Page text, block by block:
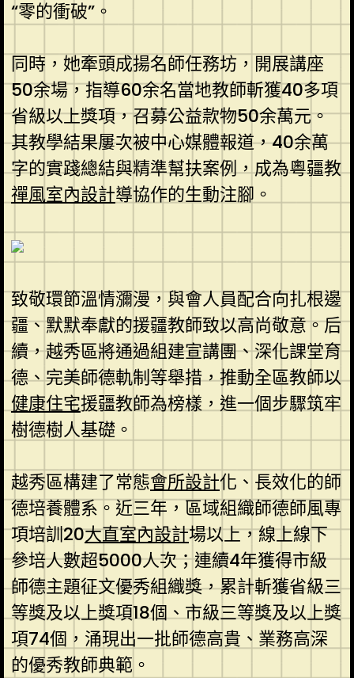
“零的衝破”。
同時，她牽頭成揚名師任務坊，開展講座
50余場，指導60余名當地教師斬獲40多項
省級以上獎項，召募公益款物50余萬元。
其教學結果屢次被中心媒體報道，40余萬
字的實踐總結與精準幫扶案例，成為粵疆教
禪風室內設計導協作的生動注腳。
致敬環節溫情瀰漫，與會人員配合向扎根邊
疆、默默奉獻的援疆教師致以高尚敬意。后
續，越秀區將通過組建宣講團、深化課堂育
德、完美師德軌制等舉措，推動全區教師以
健康住宅援疆教師為榜樣，進一個步驟筑牢
樹德樹人基礎。
越秀區構建了常態會所設計化、長效化的師
德培養體系。近三年，區域組織師德師風專
項培訓20大直室內設計場以上，線上線下
參培人數超5000人次；連續4年獲得市級
師德主題征文優秀組織獎，累計斬獲省級三
等獎及以上獎項18個、市級三等獎及以上獎
項74個，涌現出一批師德高貴、業務高深
的優秀教師典範。